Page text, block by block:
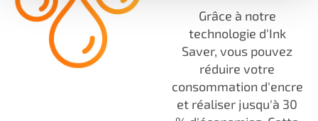
Grâce à notre
technologie d'Ink
Saver, vous pouvez
réduire votre
consommation d'encre
et réaliser jusqu'à 30